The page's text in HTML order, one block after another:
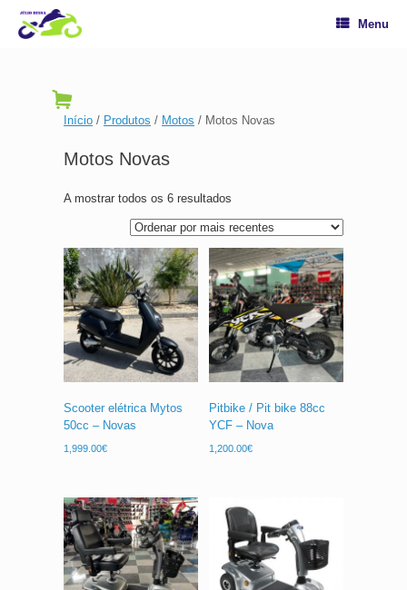
Menu
Início / Produtos / Motos / Motos Novas
Motos Novas
A mostrar todos os 6 resultados
Scooter elétrica Mytos
50cc – Novas
1,999.00€
Pitbike / Pit bike 88cc
YCF – Nova
1,200.00€